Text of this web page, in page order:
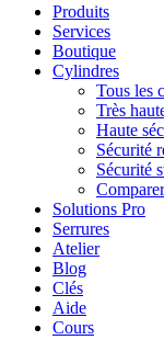
Produits
Services
Boutique
Cylindres
Tous les
Très
Haute
Sécurité
Sécurité
Solutions Pro
Serrures
Atelier
Blog
Clés
Aide
Cours